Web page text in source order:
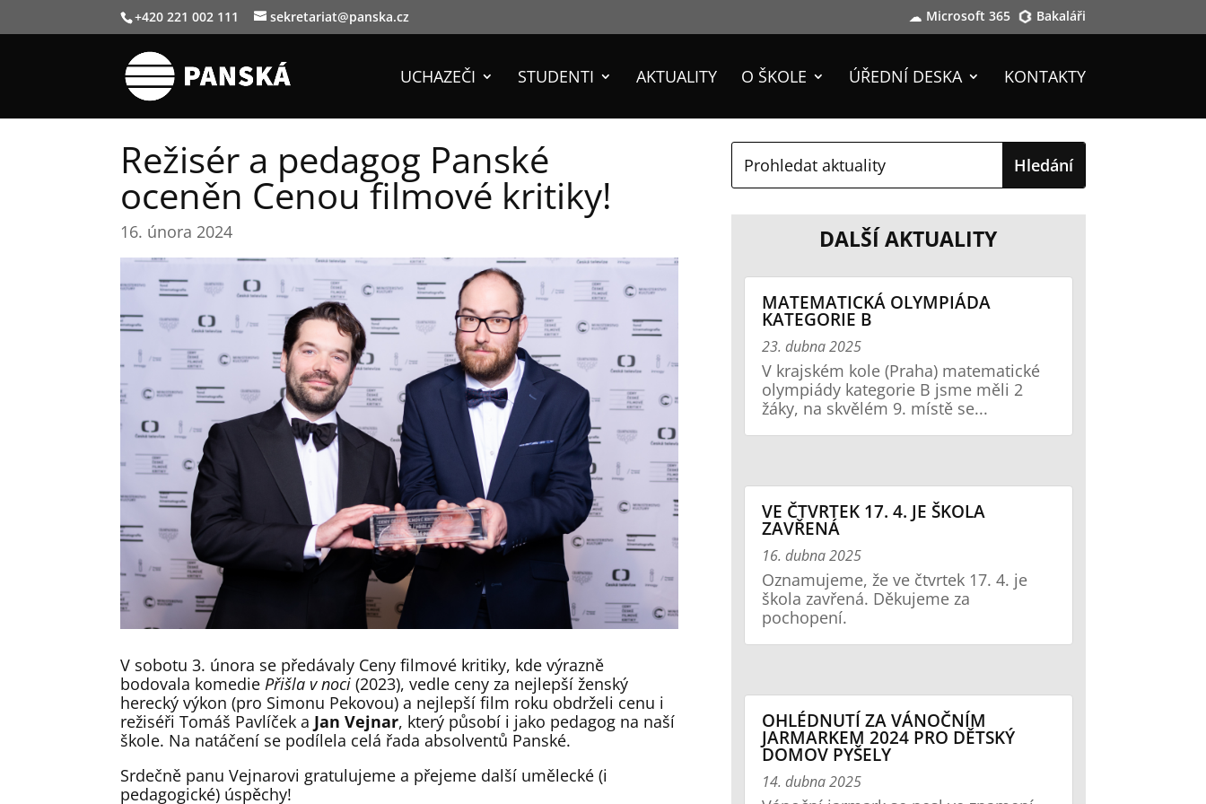
+420 221 002 111 sekretariat@panska.cz Microsoft 365 Bakaláři
UCHAZEČI STUDENTI AKTUALITY O ŠKOLE ÚŘEDNÍ DESKA KONTAKTY
Režisér a pedagog Panské
oceněn Cenou filmové kritiky!
16. února 2024
V sobotu 3. února se předávaly Ceny filmové kritiky, kde výrazně
bodovala komedie Přišla v noci (2023), vedle ceny za nejlepší ženský
herecký výkon (pro Simonu Pekovou) a nejlepší film roku obdrželi cenu i
režiséři Tomáš Pavlíček a Jan Vejnar, který působí i jako pedagog na naší
škole. Na natáčení se podílela celá řada absolventů Panské.
Srdečně panu Vejnarovi gratulujeme a přejeme další umělecké (i
pedagogické) úspěchy!
DALŠÍ AKTUALITY
MATEMATICKÁ OLYMPIÁDA
KATEGORIE B
23. dubna 2025
V krajském kole (Praha) matematické
olympiády kategorie B jsme měli 2
žáky, na skvělém 9. místě se...
VE ČTVRTEK 17. 4. JE ŠKOLA
ZAVŘENÁ
16. dubna 2025
Oznamujeme, že ve čtvrtek 17. 4. je
škola zavřená. Děkujeme za
pochopení.
OHLÉDNUTÍ ZA VÁNOČNÍM
JARMARKEM 2024 PRO DĚTSKÝ
DOMOV PYŠELY
14. dubna 2025